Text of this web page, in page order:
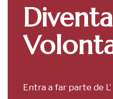
Diventa
Entra a far parte de